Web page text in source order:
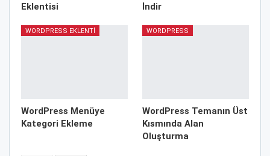
Eklentisi
İndir
WORDPRESS EKLENTI
WordPress Menüye
Kategori Ekleme
WORDPRESS
WordPress Temanın Üst
Kısmında Alan
Oluşturma